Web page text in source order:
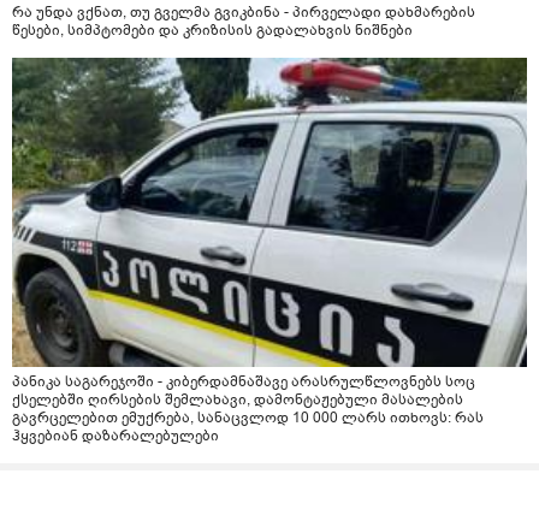
რა უნდა ვქნათ, თუ გველმა გვიკბინა - პირველადი დახმარების
წესები, სიმპტომები და კრიზისის გადალახვის ნიშნები
პანიკა საგარეჯოში - კიბერდამნაშავე არასრულწლოვნებს სოც
ქსელებში ღირსების შემლახავი, დამონტაჟებული მასალების
გავრცელებით ემუქრება, სანაცვლოდ 10 000 ლარს ითხოვს: რას
ჰყვებიან დაზარალებულები